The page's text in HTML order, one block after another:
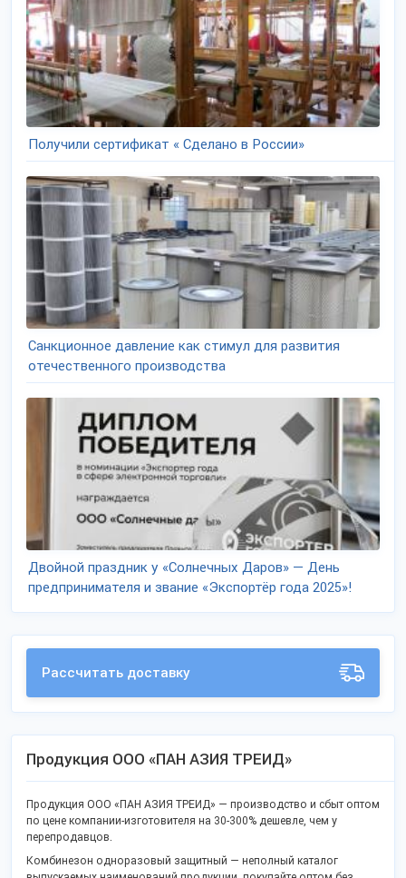
Получили сертификат « Сделано в России»
Санкционное давление как стимул для развития
отечественного производства
Двойной праздник у «Солнечных Даров» — День
предпринимателя и звание «Экспортёр года 2025»!
Рассчитать доставку
Продукция ООО «ПАН АЗИЯ ТРЕИД»
Продукция ООО «ПАН АЗИЯ ТРЕИД» — производство и сбыт оптом
по цене компании-изготовителя на 30-300% дешевле, чем у
перепродавцов.
Комбинезон одноразовый защитный — неполный каталог